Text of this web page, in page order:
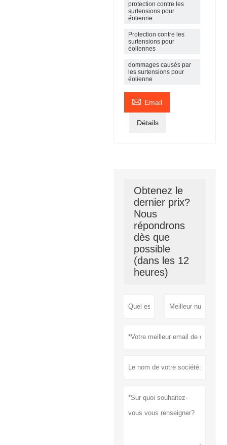
protection contre les
surtensions pour
éolienne
Protection contre les
surtensions pour
éoliennes
dommages causés par
les surtensions pour
éolienne
 Email
Détails
Obtenez le
dernier prix?
Nous
répondrons
dès que
possible
(dans les 12
heures)